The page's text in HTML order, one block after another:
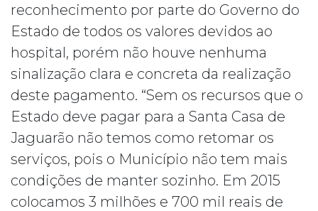
reconhecimento por parte do Governo do
Estado de todos os valores devidos ao
hospital, porém não houve nenhuma
sinalização clara e concreta da realização
deste pagamento. “Sem os recursos que o
Estado deve pagar para a Santa Casa de
Jaguarão não temos como retomar os
serviços, pois o Município não tem mais
condições de manter sozinho. Em 2015
colocamos 3 milhões e 700 mil reais de